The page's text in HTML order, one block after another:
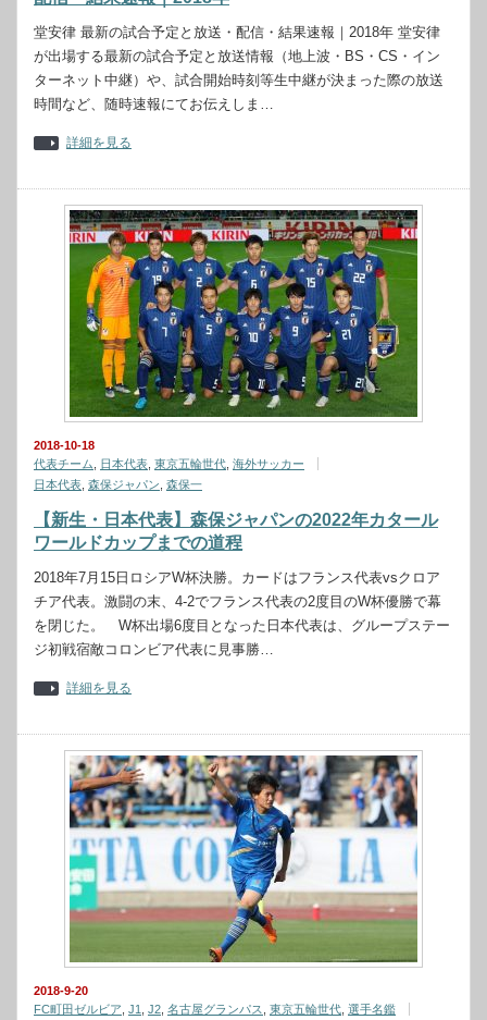
堂安律 最新の試合予定と放送・配信・結果速報｜2018年 堂安律
が出場する最新の試合予定と放送情報（地上波・BS・CS・イン
ターネット中継）や、試合開始時刻等生中継が決まった際の放送
時間など、随時速報にてお伝えしま…
詳細を見る
2018-10-18
代表チーム
日本代表 東京五輪世代 海外サッカー
日本代表 森保ジャパン 森保一
【新生・日本代表】森保ジャパンの2022年カタール
ワールドカップまでの道程
2018年7月15日ロシアW杯決勝。カードはフランス代表vsクロア
チア代表。激闘の末、4-2でフランス代表の2度目のW杯優勝で幕
を閉じた。 W杯出場6度目となった日本代表は、グループステー
ジ初戦宿敵コロンビア代表に見事勝…
詳細を見る
2018-9-20
FC町田ゼルビア J1 J2 名古屋グランパス 東京五輪世代 選手名鑑